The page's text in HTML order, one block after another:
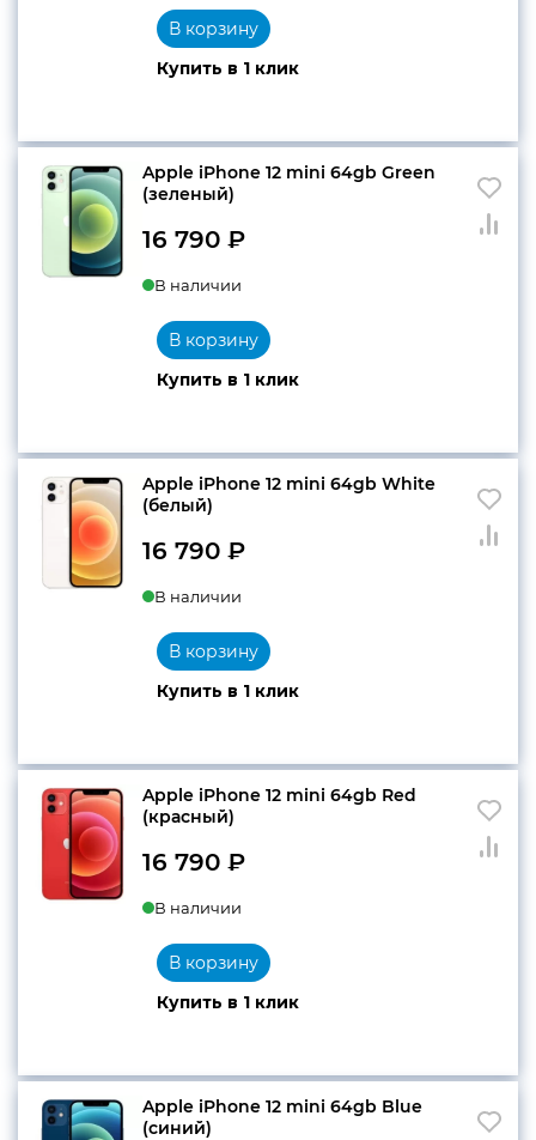
Купить в 1 клик
В корзину
Apple iPhone 12 mini 64gb Green
(зеленый)
16 790 ₽
В наличии
Купить в 1 клик
В корзину
Apple iPhone 12 mini 64gb White
(белый)
16 790 ₽
В наличии
Купить в 1 клик
В корзину
Apple iPhone 12 mini 64gb Red
(красный)
16 790 ₽
В наличии
Купить в 1 клик
В корзину
Apple iPhone 12 mini 64gb Blue
(cиний)